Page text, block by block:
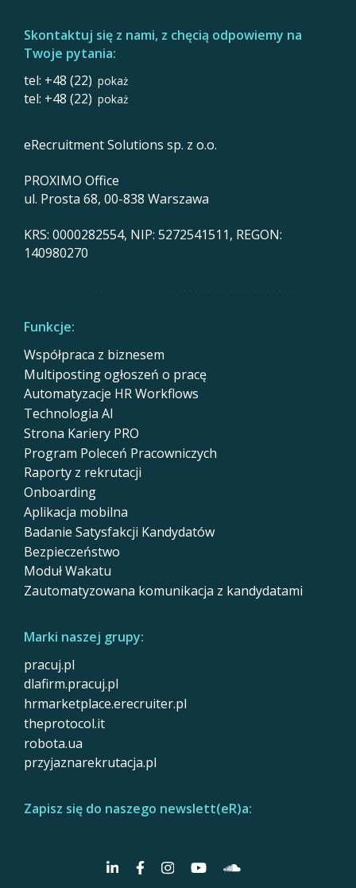
Skontaktuj się z nami, z chęcią odpowiemy na
Twoje pytania:
tel: +48 (22) pokaż
tel: +48 (22) pokaż
eRecruitment Solutions sp. z o.o.
PROXIMO Office
ul. Prosta 68, 00-838 Warszawa
KRS: 0000282554, NIP: 5272541511, REGON:
140980270
Funkcje:
Współpraca z biznesem
Multiposting ogłoszeń o pracę
Automatyzacje HR Workflows
Technologia AI
Strona Kariery PRO
Program Poleceń Pracowniczych
Raporty z rekrutacji
Onboarding
Aplikacja mobilna
Badanie Satysfakcji Kandydatów
Bezpieczeństwo
Moduł Wakatu
Zautomatyzowana komunikacja z kandydatami
Marki naszej grupy:
pracuj.pl
dlafirm.pracuj.pl
hrmarketplace.erecruiter.pl
theprotocol.it
robota.ua
przyjaznarekrutacja.pl
Zapisz się do naszego newslett(eR)a: